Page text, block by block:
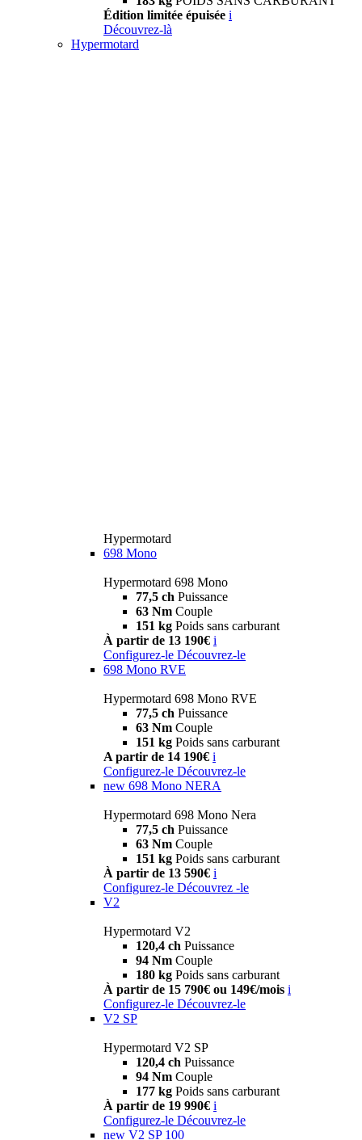
Édition limitée épuisée i
Découvrez-là
Hypermotard
Hypermotard
698 Mono
Hypermotard 698 Mono
77,5 ch Puissance
63 Nm Couple
151 kg Poids sans carburant
À partir de 13 190€ i
Configurez-le Découvrez-le
698 Mono RVE
Hypermotard 698 Mono RVE
77,5 ch Puissance
63 Nm Couple
151 kg Poids sans carburant
A partir de 14 190€ i
Configurez-le Découvrez-le
new 698 Mono NERA
Hypermotard 698 Mono Nera
77,5 ch Puissance
63 Nm Couple
151 kg Poids sans carburant
À partir de 13 590€ i
Configurez-le Découvrez -le
V2
Hypermotard V2
120,4 ch Puissance
94 Nm Couple
180 kg Poids sans carburant
À partir de 15 790€ ou 149€/mois i
Configurez-le Découvrez-le
V2 SP
Hypermotard V2 SP
120,4 ch Puissance
94 Nm Couple
177 kg Poids sans carburant
À partir de 19 990€ i
Configurez-le Découvrez-le
new V2 SP 100